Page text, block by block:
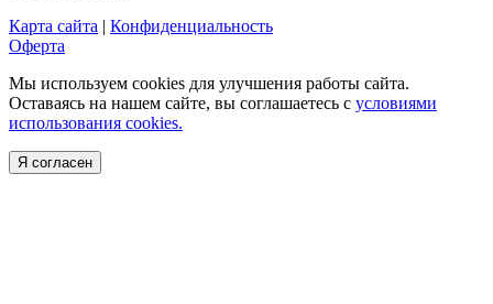
Карта сайта | Конфиденциальность
Оферта
Мы используем cookies для улучшения работы сайта.
Оставаясь на нашем сайте, вы соглашаетесь с условиями
использования cookies.
Я согласен